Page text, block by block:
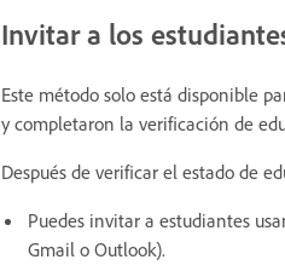
Invitar a los
Este método solo está disponible
y completaron la verificación de
Después de verificar el estado de
Puedes invitar a estudiantes
Gmail o Outlook).